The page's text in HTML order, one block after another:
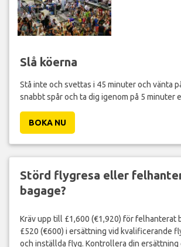
Slå köerna
Stå inte och svettas i 45 minuter och vänta
snabbt spår och ta dig igenom på 5 minuter
BOKA NU
Störd flygresa eller
bagage?
Kräv upp till £1,600 (€1,920) för felhanterat
£520 (€600) i ersättning vid kvalificerande
och inställda flyg. Kontrollera din ersättning